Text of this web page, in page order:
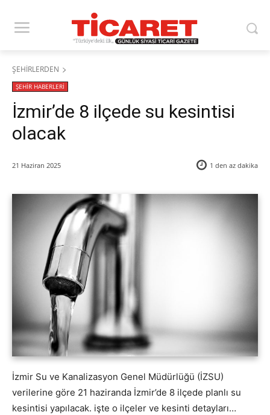
ŞEHİRLERDEN
ŞEHİR HABERLERİ
İzmir’de 8 ilçede su kesintisi
olacak
21 Haziran 2025 1 den az dakika
İzmir Su ve Kanalizasyon Genel Müdürlüğü (İZSU)
verilerine göre 21 haziranda İzmir’de 8 ilçede planlı su
kesintisi yapılacak. işte o ilçeler ve kesinti detayları…